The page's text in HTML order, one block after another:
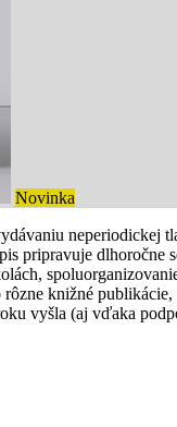
Novinka
pripravuje
knižné
vyšla (aj vďaka